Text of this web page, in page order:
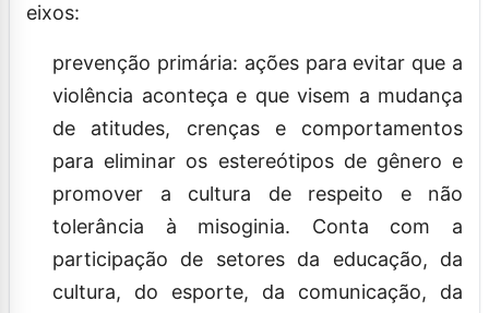
eixos:
prevenção primária: ações para evitar que a
violência aconteça e que visem a mudança
de atitudes, crenças e comportamentos
para eliminar os estereótipos de gênero e
promover a cultura de respeito e não
tolerância à misoginia. Conta com a
participação de setores da educação, da
cultura, do esporte, da comunicação, da